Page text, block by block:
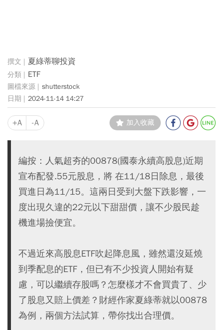
夏綠蒂聊投資
ETF
shutterstock
2024-11-14 14:27
+A -A 加入收藏
編按：人氣超夯的00878(國泰永續高股息)近期
宣布配發.55元股息，將 在11/18日除息，最後
買進日為11/15。這兩日受到大盤下跌影響，一
度出現久違的22元以下甜甜價，讓不少股民趁
機進場撿便宜。
不過近來高股息ETF吹起降息風，雖然還沒延燒
到季配息的ETF，但已有不少投資人開始有疑
慮，可以繼續存股嗎？怎麼樣才不會買貴了、少
了股息又賠上價差？財經作家夏綠蒂就以00878
為例，兩個方法試算，帶你找出合理價。